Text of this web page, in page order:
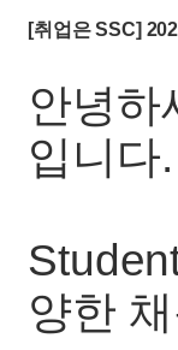
[취업은 SSC]
안녕하
입니다.
양한